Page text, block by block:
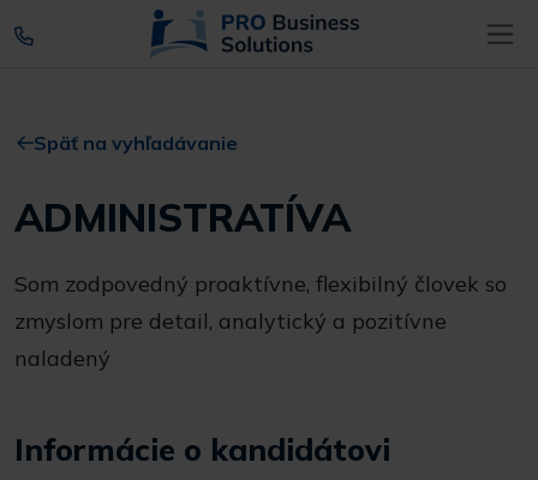
Späť na vyhľadávanie
ADMINISTRATÍVA
Som zodpovedný proaktívne, flexibilný človek so
zmyslom pre detail, analytický a pozitívne
naladený
Informácie o kandidátovi